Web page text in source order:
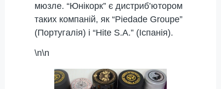
мюзле. “Юнікорк” є дистриб’ютором
таких компаній, як “Piedade Groupe”
(Португалія) і “Hite S.A.” (Іспанія).
\n\n